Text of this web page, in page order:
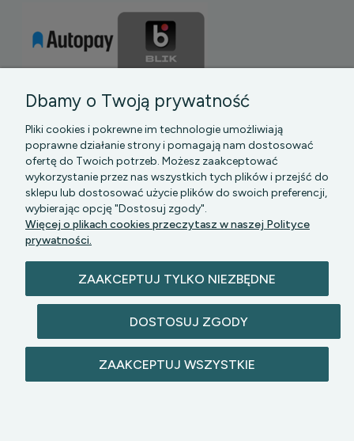
PGK MAZOWSZE SP Z O.O.|| Bartycka 24-210B,
00-716 WARSZAWA, woj. mazowieckie || NIP:
zastrzeżone.
Dbamy o Twoją prywatność
Pliki cookies i pokrewne im technologie umożliwiają
poprawne działanie strony i pomagają nam dostosować
ofertę do Twoich potrzeb. Możesz zaakceptować
wykorzystanie przez nas wszystkich tych plików i przejść do
sklepu lub dostosować użycie plików do swoich preferencji,
wybierając opcję "Dostosuj zgody".
Więcej o plikach cookies przeczytasz w naszej Polityce
prywatności.
ZAAKCEPTUJ TYLKO NIEZBĘDNE
DOSTOSUJ ZGODY
ZAAKCEPTUJ WSZYSTKIE